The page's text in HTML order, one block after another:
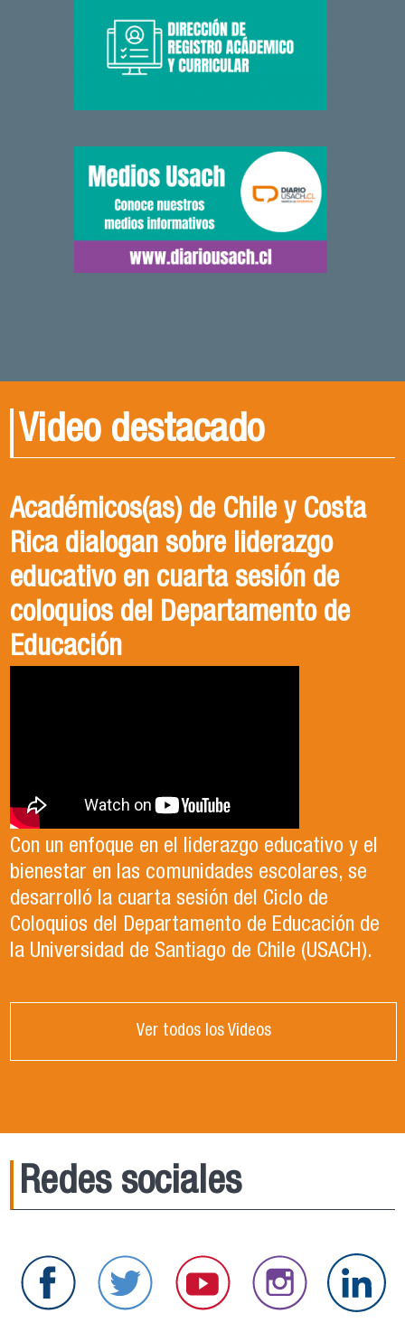
Video destacado
Académicos(as) de Chile y Costa
Rica dialogan sobre liderazgo
educativo en cuarta sesión de
coloquios del Departamento de
Educación
Con un enfoque en el liderazgo educativo y el
bienestar en las comunidades escolares, se
desarrolló la cuarta sesión del Ciclo de
Coloquios del Departamento de Educación de
la Universidad de Santiago de Chile (USACH).
Ver todos los Videos
Redes sociales